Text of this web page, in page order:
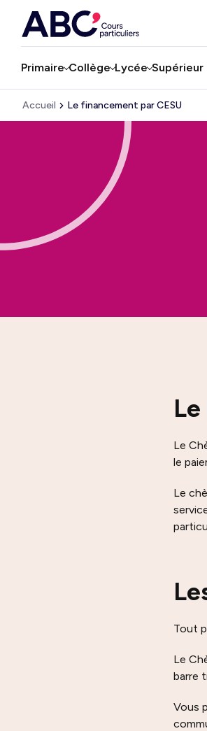
Primaire Collège Lycée
Accueil Le financement par CESU
Le
le
Le
Tout
Le
barre
Vous